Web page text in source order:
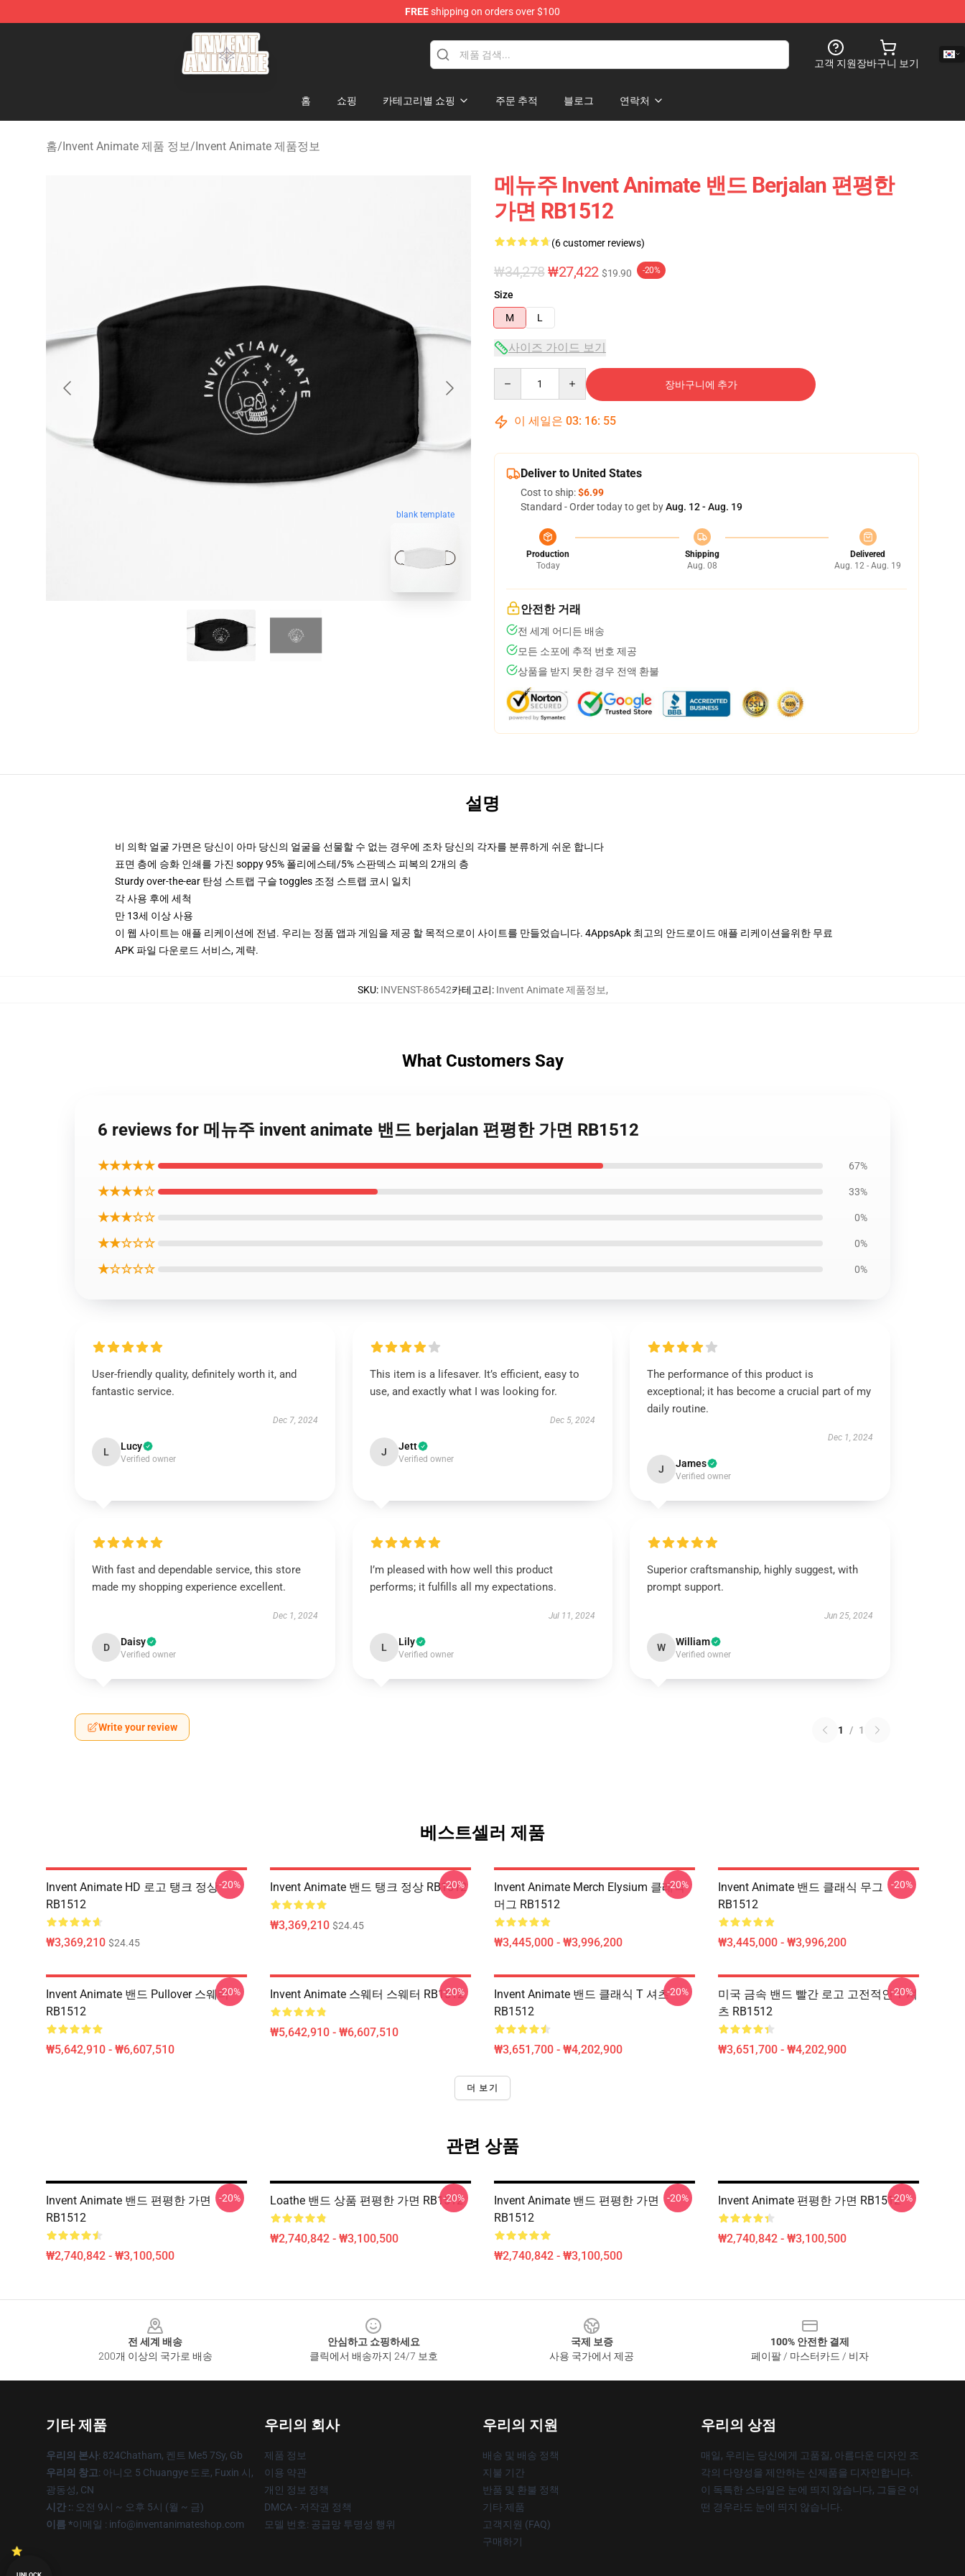
FREEshipping on orders over $100
Invent Animate Shop - Official Invent Animate Merchandise Store
고객 지원장바구니 보기
홈 쇼핑 카테고리별 쇼핑 주문 추적 블로그 연락처
홈/Invent Animate 제품 정보/Invent Animate 제품정보
blank template
메뉴주 Invent Animate 밴드 Berjalan 편평한
가면 RB1512
(6 customer reviews)
₩34,278₩27,422 $19.90 -20%
Size
M
L
사이즈 가이드 보기
장바구니에 추가
이 세일은 03: 16: 54
Deliver to United States
Cost to ship:$6.99
Standard - Order today to get byAug. 12 - Aug. 19
Production
Today
Shipping
Aug. 08
Delivered
Aug. 12 - Aug. 19
안전한 거래
전 세계 어디든 배송
모든 소포에 추적 번호 제공
상품을 받지 못한 경우 전액 환불
설명
비 의학 얼굴 가면은 당신이 아마 당신의 얼굴을 선물할 수 없는 경우에 조차 당신의 각자를 분류하게 쉬운 합니다
표면 층에 승화 인쇄를 가진 soppy 95% 폴리에스테/5% 스판덱스 피복의 2개의 층
Sturdy over-the-ear 탄성 스트랩 구슬 toggles 조정 스트랩 코시 일치
각 사용 후에 세척
만 13세 이상 사용
이 웹 사이트는 애플 리케이션에 전념. 우리는 정품 앱과 게임을 제공 할 목적으로이 사이트를 만들었습니다. 4AppsApk 최고의 안드로이드 애플 리케이션을위한 무료
APK 파일 다운로드 서비스, 계략.
SKU: INVENST-86542카테고리: Invent Animate 제품정보,
What Customers Say
6 reviews for 메뉴주 invent animate 밴드 berjalan 편평한 가면 RB1512
★★★★★ 67%
★★★★☆ 33%
★★★☆☆ 0%
★★☆☆☆ 0%
★☆☆☆☆ 0%
User-friendly quality, definitely worth it, and
fantastic service.
Dec 7, 2024
L Lucy
Verified owner
This item is a lifesaver. It’s efficient, easy to
use, and exactly what I was looking for.
Dec 5, 2024
J Jett
Verified owner
The performance of this product is
exceptional; it has become a crucial part of my
daily routine.
Dec 1, 2024
J James
Verified owner
With fast and dependable service, this store
made my shopping experience excellent.
Dec 1, 2024
D Daisy
Verified owner
I’m pleased with how well this product
performs; it fulfills all my expectations.
Jul 11, 2024
L Lily
Verified owner
Superior craftsmanship, highly suggest, with
prompt support.
Jun 25, 2024
W William
Verified owner
Write your review 1 / 1
베스트셀러 제품
Invent Animate HD 로고 탱크 정상
RB1512
₩3,369,210 $24.45
-20% Invent Animate 밴드 탱크 정상 RB1512
₩3,369,210 $24.45
-20%
Invent Animate Merch Elysium 클래식
머그 RB1512
₩3,445,000 - ₩3,996,200
-20%
Invent Animate 밴드 클래식 무그
RB1512
₩3,445,000 - ₩3,996,200
-20%
Invent Animate 밴드 Pullover 스웨터
RB1512
₩5,642,910 - ₩6,607,510
-20% Invent Animate 스웨터 스웨터 RB1512
₩5,642,910 - ₩6,607,510
-20%
Invent Animate 밴드 클래식 T 셔츠
RB1512
₩3,651,700 - ₩4,202,900
-20%
미국 금속 밴드 빨간 로고 고전적인 T 셔
츠 RB1512
₩3,651,700 - ₩4,202,900
-20%
더 보기
관련 상품
Invent Animate 밴드 편평한 가면
RB1512
₩2,740,842 - ₩3,100,500
-20% Loathe 밴드 상품 편평한 가면 RB1512
₩2,740,842 - ₩3,100,500
-20%
Invent Animate 밴드 편평한 가면
RB1512
₩2,740,842 - ₩3,100,500
-20% Invent Animate 편평한 가면 RB1512
₩2,740,842 - ₩3,100,500
-20%
전 세계 배송
200개 이상의 국가로 배송
안심하고 쇼핑하세요
클릭에서 배송까지 24/7 보호
국제 보증
사용 국가에서 제공
100% 안전한 결제
페이팔 / 마스터카드 / 비자
기타 제품
우리의 본사: 824Chatham, 켄트 Me5 7Sy, Gb
우리의 창고: 아니오 5 Chuangye 도로, Fuxin 시,
광동성, CN
시간 :: 오전 9시 ~ 오후 5시 (월 ~ 금)
이름 *이메일 : info@inventanimateshop.com
우리의 회사
제품 정보
이용 약관
개인 정보 정책
DMCA - 저작권 정책
모델 번호: 공급망 투명성 행위
우리의 지원
배송 및 배송 정책
지불 기간
반품 및 환불 정책
기타 제품
고객지원 (FAQ)
구매하기
우리의 상점
매일, 우리는 당신에게 고품질, 아름다운 디자인 조
각의 다양성을 제안하는 신제품을 디자인합니다.
이 독특한 스타일은 눈에 띄지 않습니다, 그들은 어
떤 경우라도 눈에 띄지 않습니다.